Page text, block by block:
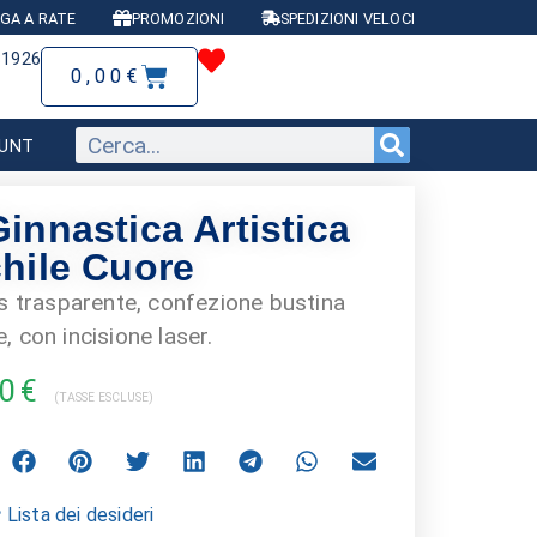
A RATE PROMOZIONI SPEDIZIONI VELOCI
0,00 €
Artistica
Cuore
trasparente, confezione bustina
con incisione laser.
€ (TASSE ESCLUSE)
dei desideri